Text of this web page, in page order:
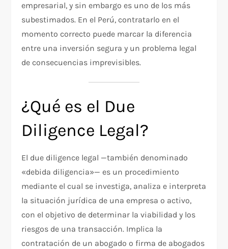
empresarial, y sin embargo es uno de los más
subestimados. En el Perú, contratarlo en el
momento correcto puede marcar la diferencia
entre una inversión segura y un problema legal
de consecuencias imprevisibles.
¿Qué es el Due
Diligence Legal?
El due diligence legal —también denominado
«debida diligencia»— es un procedimiento
mediante el cual se investiga, analiza e interpreta
la situación jurídica de una empresa o activo,
con el objetivo de determinar la viabilidad y los
riesgos de una transacción. Implica la
contratación de un abogado o firma de abogados